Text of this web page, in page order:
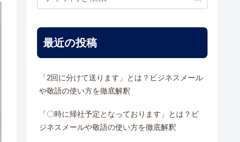
最近の投稿
「2回に分けて送ります」とは？ビジネスメール
や敬語の使い方を徹底解釈
「〇時に帰社予定となっております」とは？ビ
ジネスメールや敬語の使い方を徹底解釈